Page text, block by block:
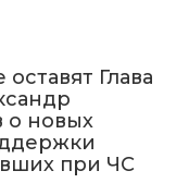
Глава
о новых
при ЧС